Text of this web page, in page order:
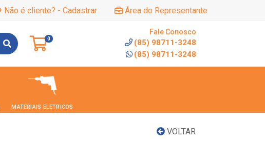
Não é cliente? - Cadastrar Área do Representante
0
Fale Conosco
(85) 98711-3248
(85) 98711-3248
MATERIAIS ELETRICOS
VOLTAR